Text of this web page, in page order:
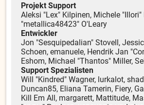
Projekt Support
Aleksi "Lex" Kilpinen, Michele
"metallica48423" O'Leary
Entwickler
Jon "Sesquipedalian" Stovell,
Schoen, emanuele, Hendrik Jan
Eshom, Michael "Thantos" Miller,
Support Spezialisten
Will "Kindred" Wagner, lurkalot,
Duncan85, Eliana Tamerin, Fiery,
Kill Em All, margarett, Mattitude,